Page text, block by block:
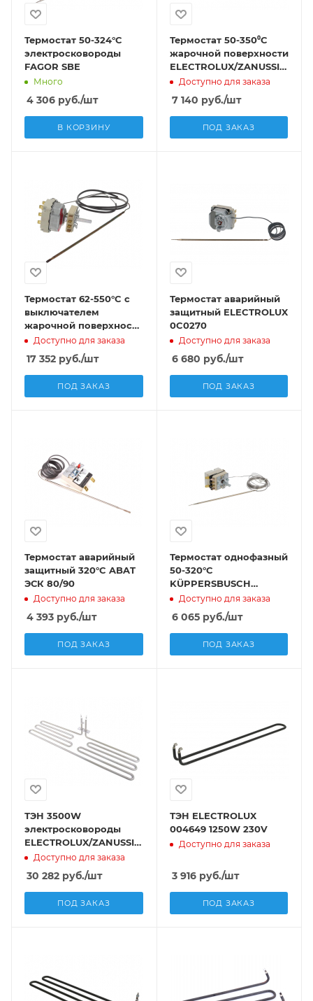
Термостат 50-324°C
электросковороды
FAGOR SBE
Много
4 306 руб./шт
В КОРЗИНУ
Термостат 50-350⁰C
жарочной поверхности
ELECTROLUX/ZANUSSI
0M0725
Доступно для заказа
7 140 руб./шт
ПОД ЗАКАЗ
Термостат 62-550°C с
выключателем
жарочной поверхности
ZANUSSI QT 0C4278
Доступно для заказа
17 352 руб./шт
ПОД ЗАКАЗ
Термостат аварийный
защитный ELECTROLUX
0C0270
Доступно для заказа
6 680 руб./шт
ПОД ЗАКАЗ
Термостат аварийный
защитный 320°C ABAT
ЭСК 80/90
Доступно для заказа
4 393 руб./шт
ПОД ЗАКАЗ
Термостат однофазный
50-320°C
KÜPPERSBUSCH
ОЕР500
Доступно для заказа
6 065руб./шт
ПОД ЗАКАЗ
ТЭН 3500W
электросковороды
ELECTROLUX/ZANUSSI
0C2613
Доступно для заказа
30 282 руб./шт
ПОД ЗАКАЗ
ТЭН ELECTROLUX
004649 1250W 230V
Доступно для заказа
3 916руб./шт
ПОД ЗАКАЗ